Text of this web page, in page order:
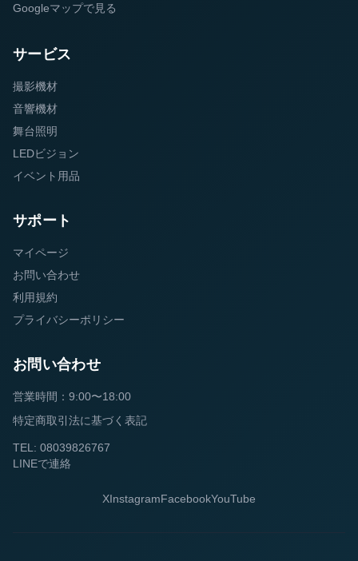
Googleマップで見る
サービス
撮影機材
音響機材
舞台照明
LEDビジョン
イベント用品
サポート
マイページ
お問い合わせ
利用規約
プライバシーポリシー
お問い合わせ
営業時間：9:00〜18:00
特定商取引法に基づく表記
TEL: 08039826767
LINEで連絡
XInstagramFacebookYouTube